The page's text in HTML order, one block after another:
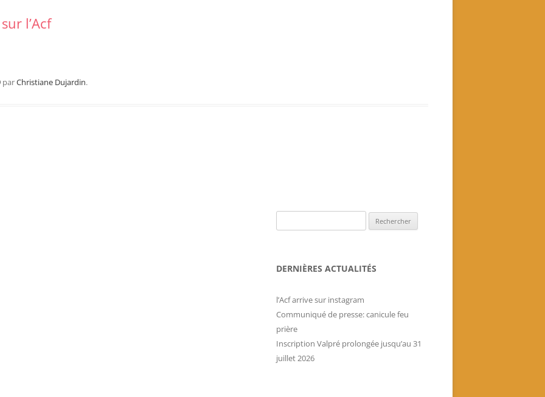
l’Acf
parChristiane Dujardin.
DERNIÈRES ACTUALITÉS
l’Acf arrive sur instagram
Communiqué de presse: canicule feu
prière
Inscription Valpré prolongée jusqu’au 31
juillet 2026